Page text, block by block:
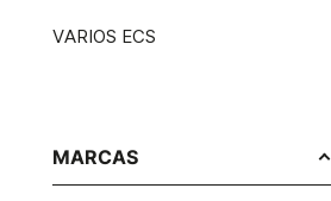
VARIOS ECS
MARCAS